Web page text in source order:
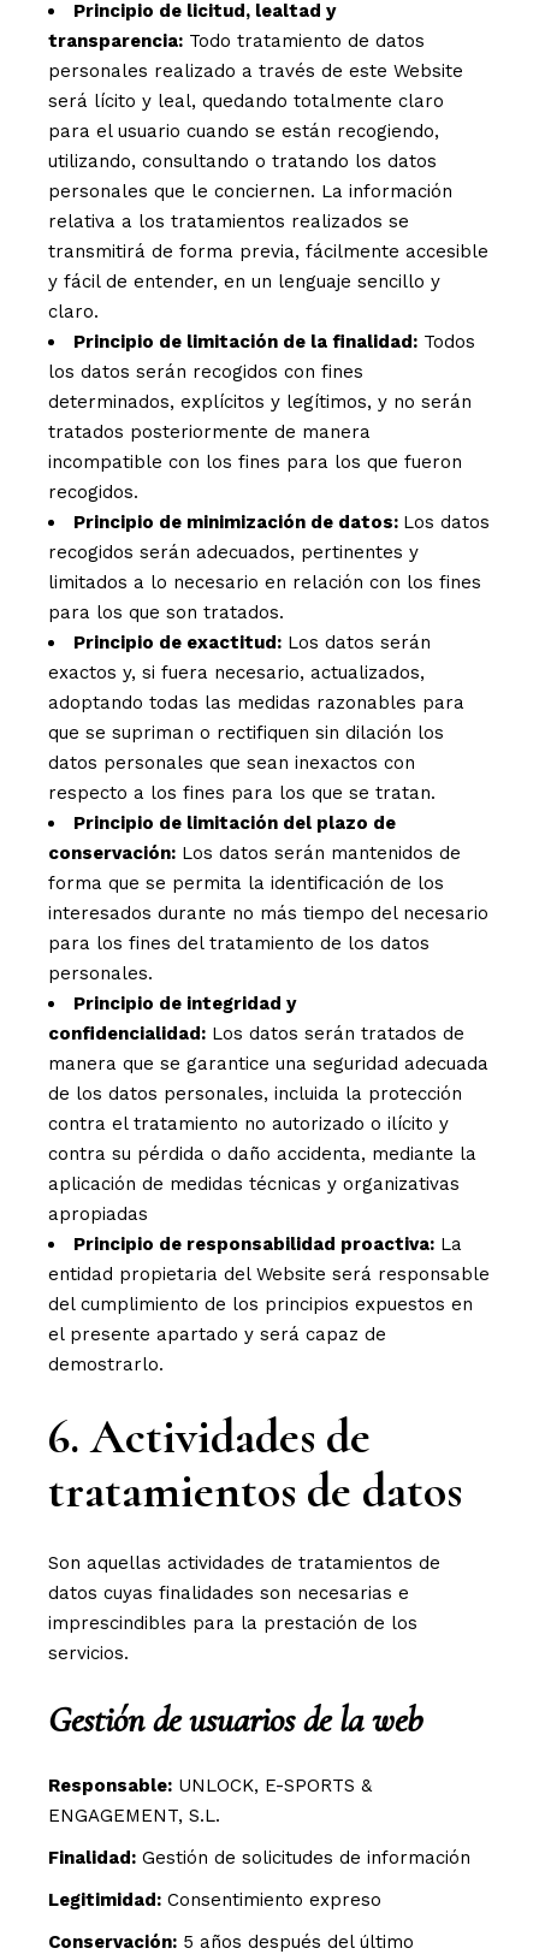
Principio de licitud, lealtad y
transparencia: Todo tratamiento de datos
personales realizado a través de este Website
será lícito y leal, quedando totalmente claro
para el usuario cuando se están recogiendo,
utilizando, consultando o tratando los datos
personales que le conciernen. La información
relativa a los tratamientos realizados se
transmitirá de forma previa, fácilmente accesible
y fácil de entender, en un lenguaje sencillo y
claro.
Principio de limitación de la finalidad: Todos
los datos serán recogidos con fines
determinados, explícitos y legítimos, y no serán
tratados posteriormente de manera
incompatible con los fines para los que fueron
recogidos.
Principio de minimización de datos: Los datos
recogidos serán adecuados, pertinentes y
limitados a lo necesario en relación con los fines
para los que son tratados.
Principio de exactitud: Los datos serán
exactos y, si fuera necesario, actualizados,
adoptando todas las medidas razonables para
que se supriman o rectifiquen sin dilación los
datos personales que sean inexactos con
respecto a los fines para los que se tratan.
Principio de limitación del plazo de
conservación: Los datos serán mantenidos de
forma que se permita la identificación de los
interesados durante no más tiempo del necesario
para los fines del tratamiento de los datos
personales.
Principio de integridad y
confidencialidad: Los datos serán tratados de
manera que se garantice una seguridad adecuada
de los datos personales, incluida la protección
contra el tratamiento no autorizado o ilícito y
contra su pérdida o daño accidenta, mediante la
aplicación de medidas técnicas y organizativas
apropiadas
Principio de responsabilidad proactiva: La
entidad propietaria del Website será responsable
del cumplimiento de los principios expuestos en
el presente apartado y será capaz de
demostrarlo.
6. Actividades de
tratamientos de datos
Son aquellas actividades de tratamientos de
datos cuyas finalidades son necesarias e
imprescindibles para la prestación de los
servicios.
Gestión de usuarios de la web
Responsable: UNLOCK, E-SPORTS &
ENGAGEMENT, S.L.
Finalidad: Gestión de solicitudes de información
Legitimidad: Consentimiento expreso
Conservación: 5 años después del último